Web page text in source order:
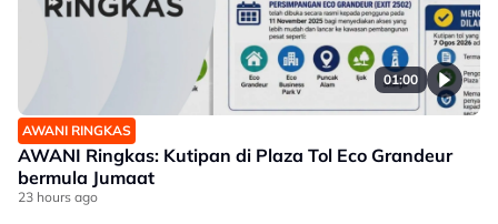
01:00
AWANI RINGKAS
AWANI Ringkas: Kutipan di Plaza Tol Eco Grandeur
bermula Jumaat
23 hours ago